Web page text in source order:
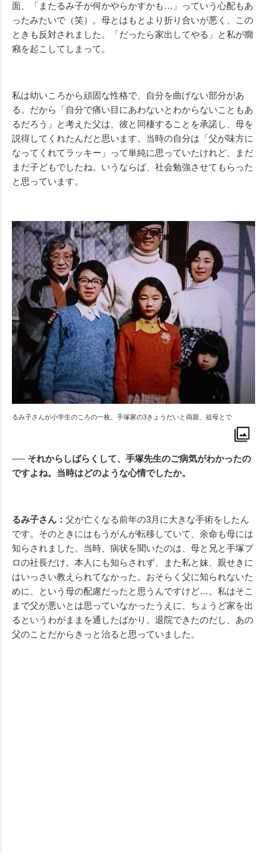
面、「またるみ子が何かやらかすかも…」っていう心配もあ
ったみたいで（笑）。母とはもとより折り合いが悪く、この
ときも反対されました。「だったら家出してやる」と私が癇
癪を起こしてしまって。
私は幼いころから頑固な性格で、自分を曲げない部分があ
る。だから「自分で痛い目にあわないとわからないこともあ
るだろう」と考えた父は、彼と同棲することを承諾し、母を
説得してくれたんだと思います。当時の自分は「父が味方に
なってくれてラッキー」って単純に思っていたけれど、まだ
まだ子どもでしたね。いうならば、社会勉強させてもらった
と思っています。
るみ子さんが小学生のころの一枚。手塚家の3きょうだいと両親、祖母とで
── それからしばらくして、手塚先生のご病気がわかったの
ですよね。当時はどのような心情でしたか。
るみ子さん： 父が亡くなる前年の3月に大きな手術をしたん
です。そのときにはもうがんが転移していて、余命も母には
知らされました。当時、病状を聞いたのは、母と兄と手塚プ
ロの社長だけ。本人にも知らされず、また私と妹、親せきに
はいっさい教えられてなかった。おそらく父に知られないた
めに、という母の配慮だったと思うんですけど…。私はそこ
まで父が悪いとは思っていなかったうえに、ちょうど家を出
るというわがままを通したばかり。退院できたのだし、あの
父のことだからきっと治ると思っていました。